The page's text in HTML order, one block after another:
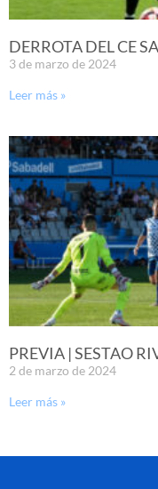
DERROTA DEL CE
3 de marzo de 2024
Leer más »
PREVIA | SESTAO
2 de marzo de 2024
Leer más »